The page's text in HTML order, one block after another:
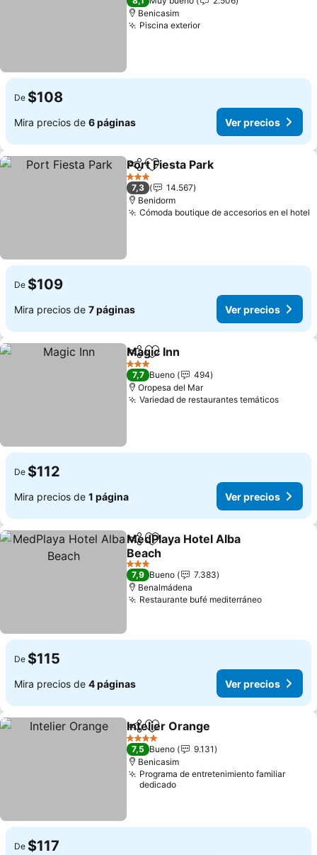
Benicasim
Piscina exterior
De $108
Mira precios de 6 páginas Ver precios
CompartirAgregar a favoritos
Port Fiesta Park
3 Estrellas
7,3
14.567
Benidorm
Cómoda boutique de accesorios en el hotel
De $109
Mira precios de 7 páginas Ver precios
CompartirAgregar a favoritos
Magic Inn
3 Estrellas
7,7 Bueno
494
Oropesa del Mar
Variedad de restaurantes temáticos
De $112
Mira precios de 1 página Ver precios
CompartirAgregar a favoritos
MedPlaya Hotel Alba
Beach
3 Estrellas
7,9 Bueno
7.383
Benalmádena
Restaurante bufé mediterráneo
De $115
Mira precios de 4 páginas Ver precios
CompartirAgregar a favoritos
Intelier Orange
4 Estrellas
7,5 Bueno
9.131
Benicasim
Programa de entretenimiento familiar
dedicado
De $117